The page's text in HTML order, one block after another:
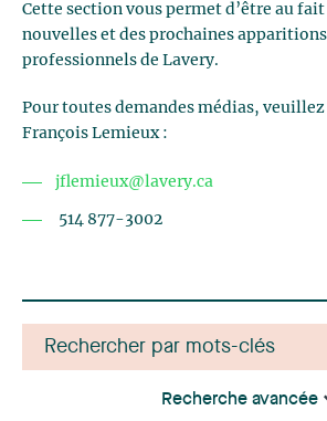
Cette section vous permet d’être au
nouvelles et des prochaines
professionnels de Lavery.
Pour toutes demandes médias,
François Lemieux :
jflemieux@lavery.ca
514 877-3002
Recherche avancée